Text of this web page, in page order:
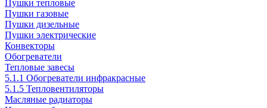
Пушки тепловые
Пушки газовые
Пушки дизельные
Пушки электрические
Конвекторы
Обогреватели
Тепловые завесы
5.1.1 Обогреватели инфракрасные
5.1.5 Тепловентиляторы
Масляные радиаторы